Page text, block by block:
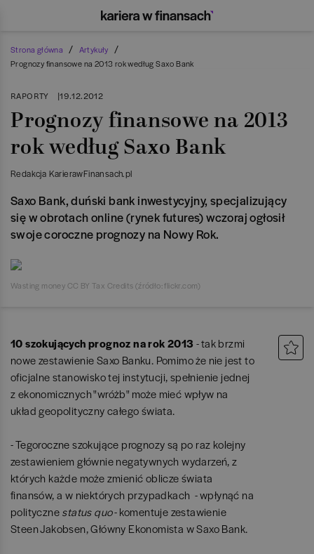
Strona główna / Artykuły /
Prognozy finansowe na 2013 rok według Saxo Bank
RAPORTY |19.12.2012
Prognozy finansowe na 2013
rok według Saxo Bank
Redakcja KarierawFinansach.pl
Saxo Bank, duński bank inwestycyjny, specjalizujący
się w obrotach online (rynek futures) wczoraj ogłosił
swoje coroczne prognozy na Nowy Rok.
Wasting money CC BY Tax Credits (źródło: flickr.com)
10 szokujących prognoz na rok 2013 - tak brzmi
nowe zestawienie Saxo Banku. Pomimo że nie jest to
oficjalne stanowisko tej instytucji, spełnienie jednej
z ekonomicznych "wróżb" może mieć wpływ na
układ geopolityczny całego świata.
- Tegoroczne szokujące prognozy są po raz kolejny
zestawieniem głównie negatywnych wydarzeń, z
których każde może zmienić oblicze świata
finansów, a w niektórych przypadkach - wpłynąć na
politycznestatus quo- komentuje zestawienie
Steen Jakobsen, Główny Ekonomista w Saxo Bank.